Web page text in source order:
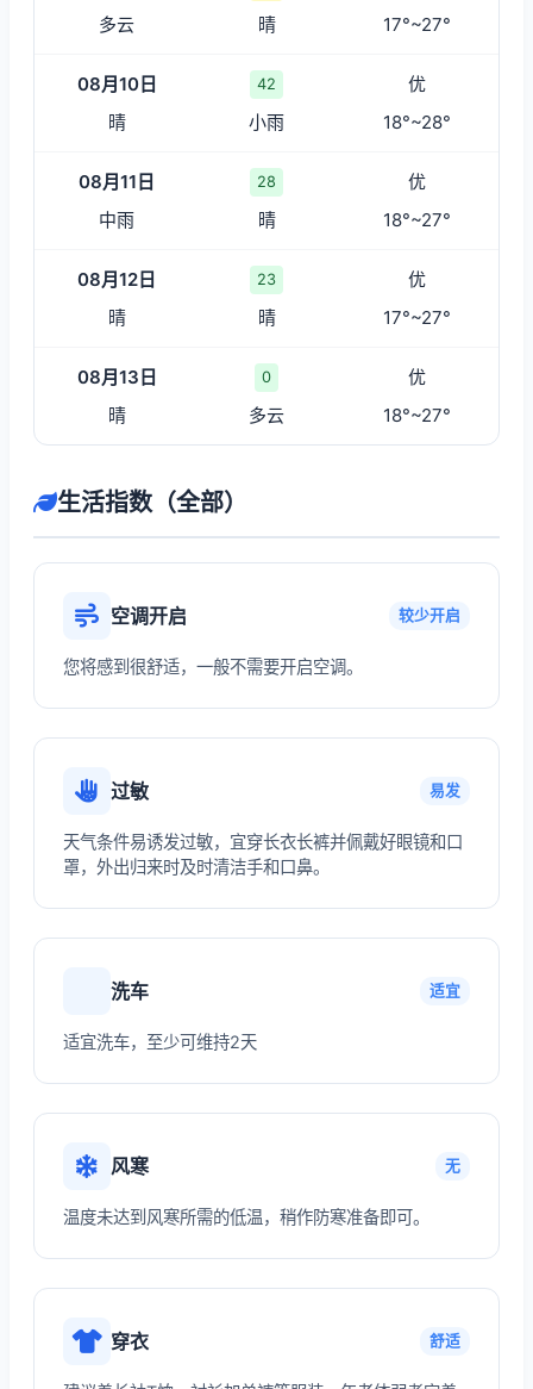
多云
晴 17°~27°
08月10日 42
优
晴
小雨 18°~28°
08月11日 28
优
中雨
晴 18°~27°
08月12日 23
优
晴
晴 17°~27°
08月13日 0
优
晴
多云 18°~27°
生活指数（全部）
空调开启 较少开启
您将感到很舒适，一般不需要开启空调。
过敏 易发
天气条件易诱发过敏，宜穿长衣长裤并佩戴好眼镜和口
罩，外出归来时及时清洁手和口鼻。
洗车 适宜
适宜洗车，至少可维持2天
风寒 无
温度未达到风寒所需的低温，稍作防寒准备即可。
穿衣 舒适